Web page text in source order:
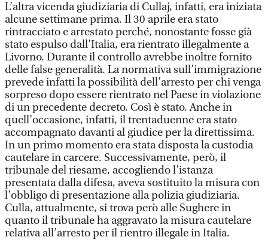
L’altra vicenda giudiziaria di Cullaj, infatti, era iniziata
alcune settimane prima. Il 30 aprile era stato
rintracciato e arrestato perché, nonostante fosse già
stato espulso dall’Italia, era rientrato illegalmente a
Livorno. Durante il controllo avrebbe inoltre fornito
delle false generalità. La normativa sull’immigrazione
prevede infatti la possibilità dell’arresto per chi venga
sorpreso dopo essere rientrato nel Paese in violazione
di un precedente decreto. Così è stato. Anche in
quell’occasione, infatti, il trentaduenne era stato
accompagnato davanti al giudice per la direttissima.
In un primo momento era stata disposta la custodia
cautelare in carcere. Successivamente, però, il
tribunale del riesame, accogliendo l’istanza
presentata dalla difesa, aveva sostituito la misura con
l’obbligo di presentazione alla polizia giudiziaria.
Culla, attualmente, si trova però alle Sughere in
quanto il tribunale ha aggravato la misura cautelare
relativa all’arresto per il rientro illegale in Italia.